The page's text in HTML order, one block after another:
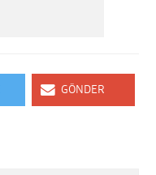
GÖNDER